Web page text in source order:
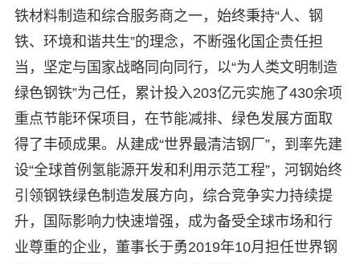
铁材料制造和综合服务商之一，始终秉持“人、钢
铁、环境和谐共生”的理念，不断强化国企责任担
当，坚定与国家战略同向同行，以“为人类文明制造
绿色钢铁”为己任，累计投入203亿元实施了430余项
重点节能环保项目，在节能减排、绿色发展方面取
得了丰硕成果。从建成“世界最清洁钢厂”，到率先建
设“全球首例氢能源开发和利用示范工程”，河钢始终
引领钢铁绿色制造发展方向，综合竞争实力持续提
升，国际影响力快速增强，成为备受全球市场和行
业尊重的企业，董事长于勇2019年10月担任世界钢